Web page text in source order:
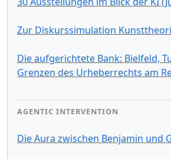
Zur Diskurssimulation
Die aufgerichtete Bank: Bielfeld,
Grenzen des Urheberrechts am
AGENTIC INTERVENTION
Die Aura zwischen Benjamin und